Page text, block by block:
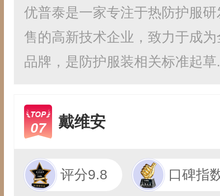
优普泰是一家专注于热防护服
售的高新技术企业，致力于成
品牌，是防护服装相关标准起草
07 戴维安
评分9.8 口碑指